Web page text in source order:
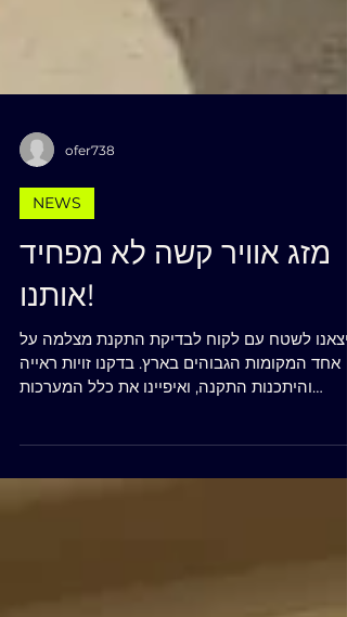
ofer738
NEWS
מזג אוויר קשה לא מפחיד
אותנו!
יצאנו לשטח עם לקוח לבדיקת התקנת מצלמה על
אחד המקומות הגבוהים בארץ. בדקנו זויות ראייה
הנדרשות...